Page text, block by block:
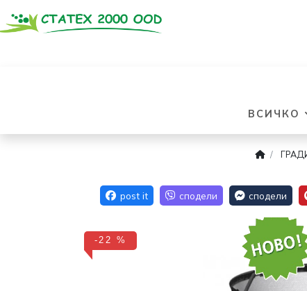
ВСИЧКО
-22 %